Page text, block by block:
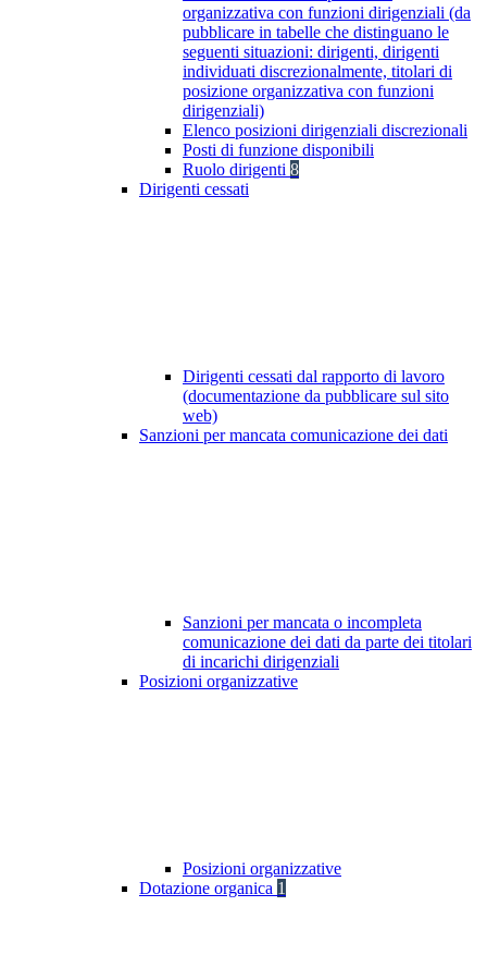
organizzativa con funzioni dirigenziali (da
pubblicare in tabelle che distinguano le
seguenti situazioni: dirigenti, dirigenti
individuati discrezionalmente, titolari di
posizione organizzativa con funzioni
dirigenziali)
Elenco posizioni dirigenziali discrezionali
Posti di funzione disponibili
Ruolo dirigenti 8
Dirigenti cessati
Dirigenti cessati dal rapporto di lavoro
(documentazione da pubblicare sul sito
web)
Sanzioni per mancata comunicazione dei dati
Sanzioni per mancata o incompleta
comunicazione dei dati da parte dei titolari
di incarichi dirigenziali
Posizioni organizzative
Posizioni organizzative
Dotazione organica 1